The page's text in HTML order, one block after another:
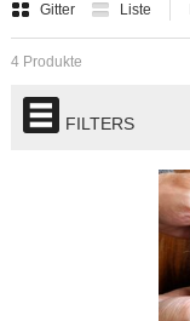
Gitter Liste
4 Produkte
FILTERS